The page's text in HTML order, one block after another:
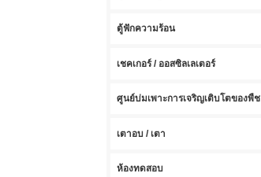
ตู้ฟักความร้อน
เชคเกอร์ / ออสซิลเลเตอร์
ศูนย์บ่มเพาะการเจริญเติบโตของพืช
เตาอบ / เตา
ห้องทดสอบ